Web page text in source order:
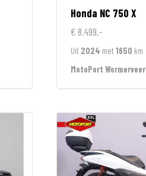
Honda NC 750 X
€ 8.499,-
Uit 2024 met 1650 km
MotoPort Wormerveer